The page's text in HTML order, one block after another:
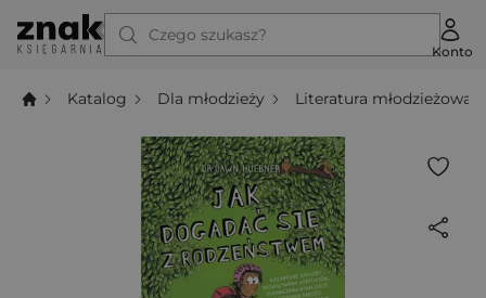
Czego szukasz?
Konto
Katalog Dla młodzieży Literatura młodzieżowa